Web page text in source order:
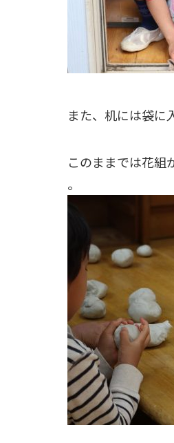
また、机には袋に
このままでは花組
。